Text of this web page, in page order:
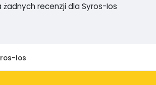
recenzji dla Syros-Ios
Ios